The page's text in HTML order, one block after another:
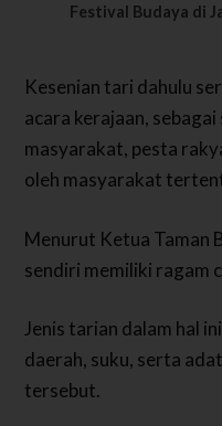
Festival Budaya di
Kesenian tari dahulu
acara kerajaan,
masyarakat, pesta
oleh masyarakat
Menurut Ketua Taman
sendiri memiliki ragam
Jenis tarian dalam hal
daerah, suku, serta
tersebut.